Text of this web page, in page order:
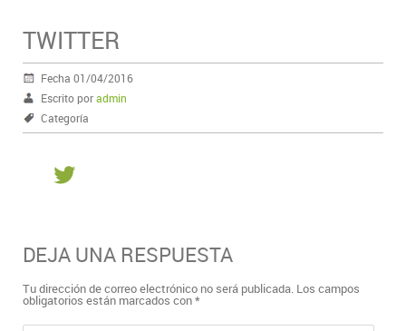
TWITTER
Fecha 01/04/2016
Escrito poradmin
Categoría
DEJA UNA RESPUESTA
Tu dirección de correo electrónico no será publicada. Los campos
obligatorios están marcados con*